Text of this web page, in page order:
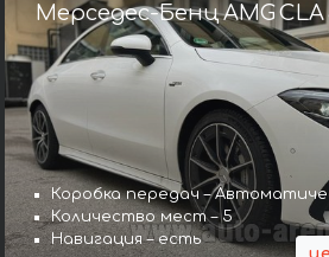
Мерседес-Бенц AMG CLA
Коробка передач –
Количество мест – 5
Навигация – есть